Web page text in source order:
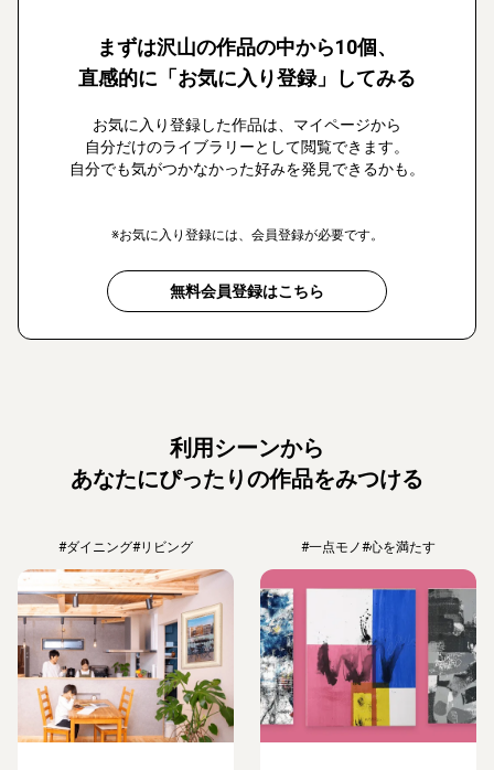
まずは沢山の作品の中から10個、
直感的に「お気に入り登録」してみる
お気に入り登録した作品は、マイページから
自分だけのライブラリーとして閲覧できます。
自分でも気がつかなかった好みを発見できるかも。
※お気に入り登録には、会員登録が必要です。
無料会員登録はこちら
利用シーンから
あなたにぴったりの作品をみつける
#ダイニング#リビング #一点モノ#心を満たす